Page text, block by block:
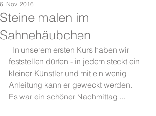
Steine malen im
Sahnehäubchen
6. Nov. 2016
feststellen dürfen - in jedem steckt ein
kleiner Künstler und mit ein wenig
Anleitung kann er geweckt werden.
Es war ein schöner Nachmittag ...